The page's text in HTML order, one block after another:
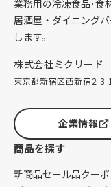
業務用の冷凍食品·食
居酒屋・ダイニング
します。
株式会社ミクリード
東京都新宿区西新宿2-
企業情報
商品を探す
新商品セール品クー